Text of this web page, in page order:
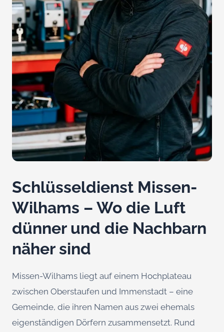
Schlüsseldienst Missen-
Wilhams – Wo die Luft
dünner und die Nachbarn
näher sind
Missen-Wilhams liegt auf einem Hochplateau
zwischen Oberstaufen und Immenstadt – eine
Gemeinde, die ihren Namen aus zwei ehemals
eigenständigen Dörfern zusammensetzt. Rund